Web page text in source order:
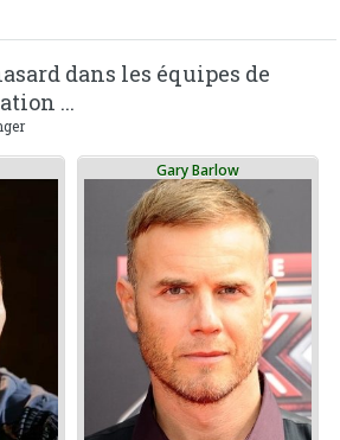
dans les équipes de
...
Gary Barlow